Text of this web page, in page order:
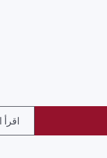
اقرأ